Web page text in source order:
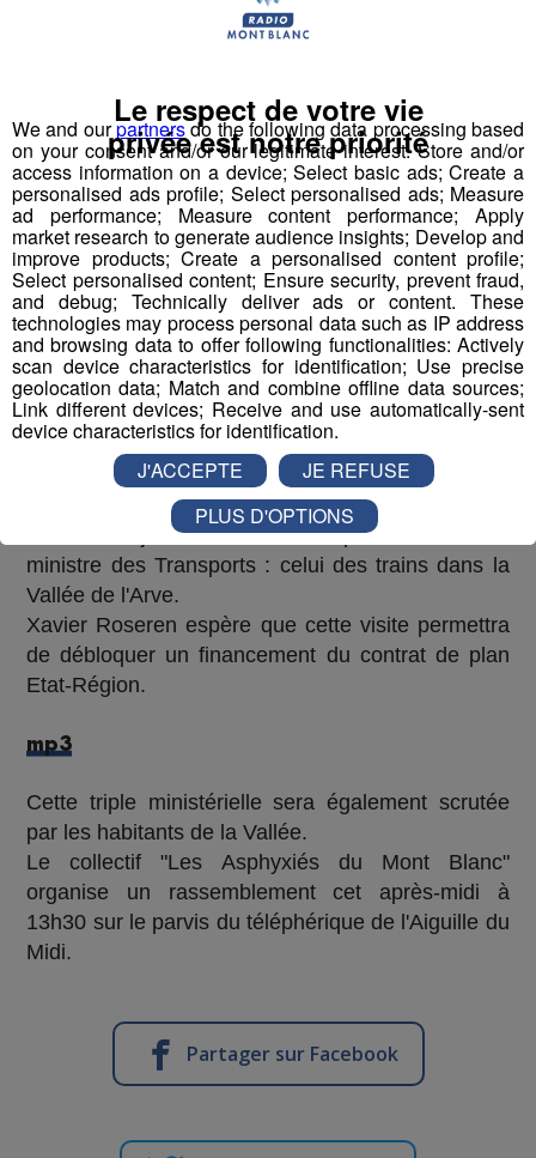
d'Agnès Buzyn, la ministre de la Santé et
Les élus de la région attendent beaucoup de cette
triple visite ministérielle. Christian Monteil, le
président du Conseil départemental de Haute-
Savoie, espère bien pouvoir faire entendre ses
doléances.
mp3
Le député du Mont Blanc Xavier Roseren a lui
aussi quelques idées à souffler aux ministres.
Un autre sujet sera abordé cet après-midi avec la
ministre des Transports : celui des trains dans la
Vallée de l'Arve.
Xavier Roseren espère que cette visite permettra
de débloquer un financement du contrat de plan
Etat-Région.
mp3
Cette triple ministérielle sera également scrutée
par les habitants de la Vallée.
Le collectif "Les Asphyxiés du Mont Blanc"
organise un rassemblement cet après-midi à
13h30 sur le parvis du téléphérique de l'Aiguille du
Midi.
Partager sur Facebook
We and ourpartnersdo the following data processing based
on your consent and/or our legitimate interest: Store and/or
access information on a device; Select basic ads; Create a
personalised ads profile; Select personalised ads; Measure
ad performance; Measure content performance; Apply
market research to generate audience insights; Develop and
improve products; Create a personalised content profile;
Select personalised content; Ensure security, prevent fraud,
and debug; Technically deliver ads or content. These
technologies may process personal data such as IP address
and browsing data to offer following functionalities: Actively
scan device characteristics for identification; Use precise
geolocation data; Match and combine offline data sources;
Link different devices; Receive and use automatically-sent
device characteristics for identification.
Le respect de votre vie
privée est notre priorité
J'ACCEPTE
JE REFUSE
PLUS D'OPTIONS